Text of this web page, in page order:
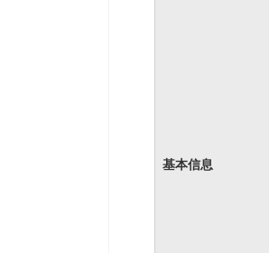
基本信息